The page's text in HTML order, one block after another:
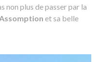
non plus de passer par la
et sa belle